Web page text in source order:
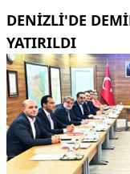
DENİZLİ'DE
YATIRILDI